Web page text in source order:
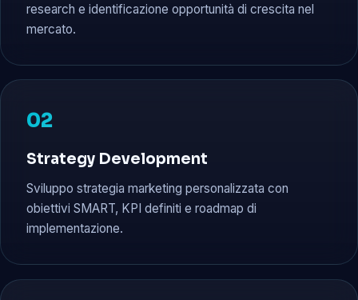
research e identificazione opportunità di crescita nel
mercato.
02
Strategy Development
Sviluppo strategia marketing personalizzata con
obiettivi SMART, KPI definiti e roadmap di
implementazione.